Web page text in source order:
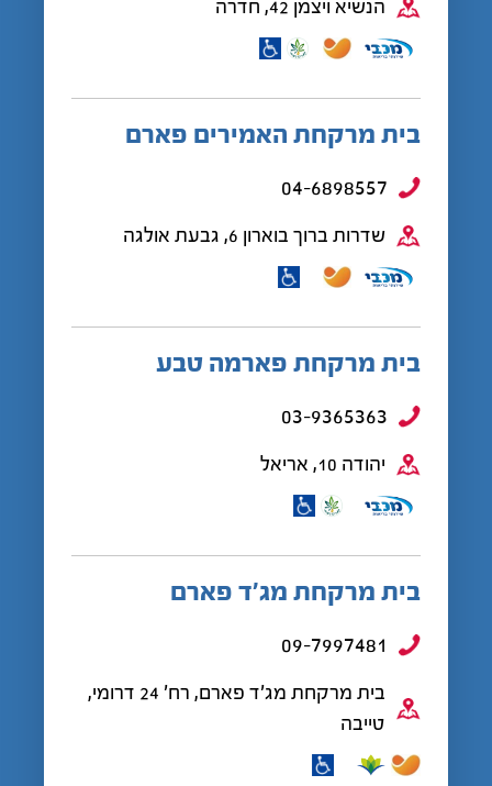
הנשיא ויצמן 42, חדרה
בית מרקחת האמירים פארם
04-6898557
שדרות ברוך בוארון 6, גבעת אולגה
בית מרקחת פארמה טבע
03-9365363
יהודה 10, אריאל
בית מרקחת מג’ד פארם
09-7997481
בית מרקחת מג'ד פארם, רח' 24 דרומי,
טייבה